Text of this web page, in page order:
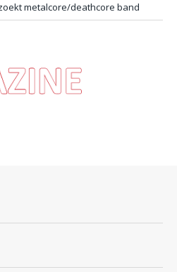
metalcore/deathcore band